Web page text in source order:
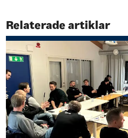
Relaterade artiklar